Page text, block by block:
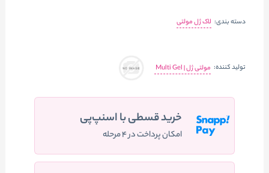
دسته بندی: لاک ژل مولتی
تولید کننده: مولتی ژل | Multi Gel
خرید قسطی با اسنپ‌پی
امکان پرداخت در ۴ مرحله